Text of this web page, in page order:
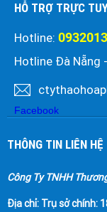
HỖ TRỢ TRỰC
Hotline:
Hotline Đà Nẵng
Facebook
THÔNG TIN LIÊN HỆ
Công Ty TNHH
Địa chỉ: Trụ sở chính: